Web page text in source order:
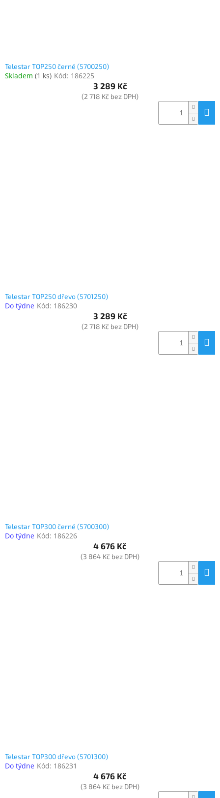
Telestar TOP250 černé (5700250)
Skladem (1 ks) Kód: 186225
3 289 Kč
(2 718 Kč bez DPH)
Telestar TOP250 dřevo (5701250)
Do týdne Kód: 186230
3 289 Kč
(2 718 Kč bez DPH)
Telestar TOP300 černé (5700300)
Do týdne Kód: 186226
4 676 Kč
(3 864 Kč bez DPH)
Telestar TOP300 dřevo (5701300)
Do týdne Kód: 186231
4 676 Kč
(3 864 Kč bez DPH)